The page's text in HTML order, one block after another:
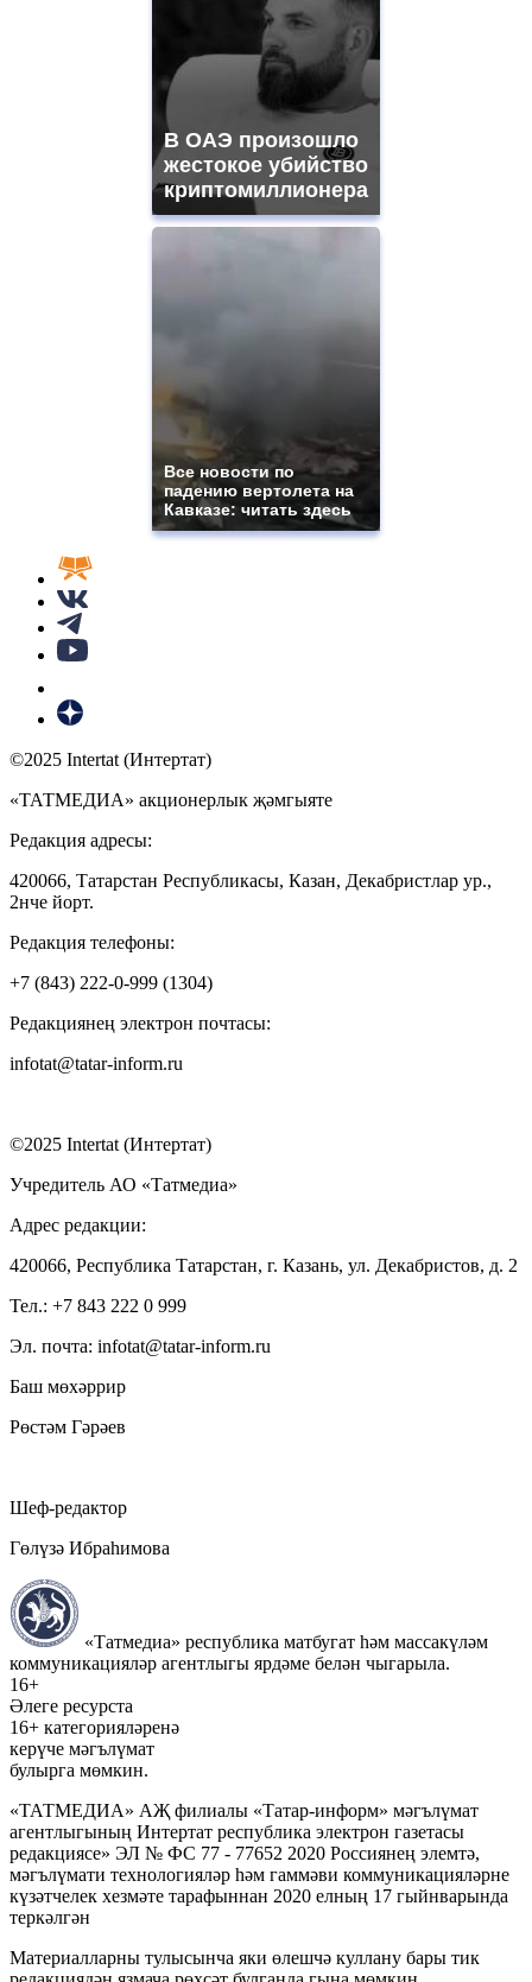
В ОАЭ произошло
жестокое убийство
криптомиллионера
Все новости по
падению вертолета на
Кавказе: читать здесь
©2025 Intertat (Интертат)
«ТАТМЕДИА» акционерлык җәмгыяте
Редакция адресы:
420066, Татарстан Республикасы, Казан, Декабристлар ур.,
2нче йорт.
Редакция телефоны:
+7 (843) 222-0-999 (1304)
Редакциянең электрон почтасы:
infotat@tatar-inform.ru
©2025 Intertat (Интертат)
Учредитель АО «Татмедиа»
Адрес редакции:
420066, Республика Татарстан, г. Казань, ул. Декабристов, д. 2
Тел.: +7 843 222 0 999
Эл. почта: infotat@tatar-inform.ru
Баш мөхәррир
Рөстәм Гәрәев
Шеф-редактор
Гөлүзә Ибраһимова
«Татмедиа» республика матбугат һәм массакүләм
коммуникацияләр агентлыгы ярдәме белән чыгарыла.
16+
Әлеге ресурста
16+ категорияләренә
керүче мәгълүмат
булырга мөмкин.
«ТАТМЕДИА» АҖ филиалы «Татар-информ» мәгълүмат
агентлыгының Интертат республика электрон газетасы
редакциясе» ЭЛ № ФС 77 - 77652 2020 Россиянең элемтә,
мәгълүмати технологияләр һәм гаммәви коммуникацияләрне
күзәтчелек хезмәте тарафыннан 2020 елның 17 гыйнварында
теркәлгән
Материалларны тулысынча яки өлешчә куллану бары тик